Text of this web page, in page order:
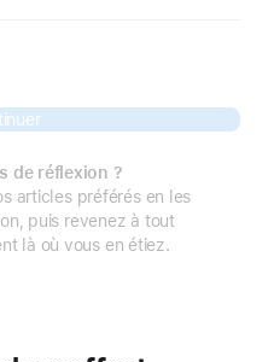
de réflexion ?
articles préférés en les
puis revenez à tout
là où vous en étiez.